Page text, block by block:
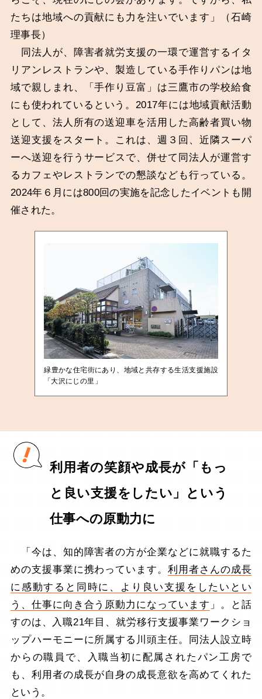
たちは地域への貢献にも力を注いでいます」（石崎
理事長）
同法人が、障害者就労支援の一環で運営するイタ
リアンレストランや、製造している手作りパンは地
域で親しまれ、「手作り豆富」は三鷹市の学校給食
にも使われているという。2017年には地域貢献活動
として、法人所有の送迎車を活用した高齢者買い物
送迎支援をスタート。これは、週３回、近隣スーパ
ーへ送迎を行うサービスで、併せて同法人が運営す
るカフェやレストランでの懇談なども行っている。
2024年６月には800回の実施を記念したイベントも開
催された。
緑豊かな住宅街にあり、地域と共存する生活支援施設
「大沢にじの里」
利用者の笑顔や成長が「もっ
と良い支援をしたい」という
仕事への原動力に
「今は、知的障害者の方が企業などに就職するた
めの支援事業に携わっています。利用者さんの成長
に感動すると同時に、より良い支援をしたいとい
う、仕事に向き合う原動力になっています 」。と話
すのは、入職21年目、就労移行支援事業ワークショ
ップハーモニーに所属する川頭主任。同法人設立時
からの職員で、入職当初に配属されたパン工房で
も、利用者の成長が自身の成長意欲を高めてくれた
という。